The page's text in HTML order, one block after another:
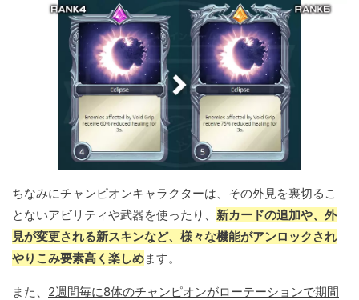
ちなみにチャンピオンキャラクターは、その外見を裏切るこ
とないアビリティや武器を使ったり、 新カードの追加や、外
見が変更される新スキンなど、様々な機能がアンロックされ
やりこみ要素高く楽しめます。
また、 2週間毎に8体のチャンピオンがローテーションで期間